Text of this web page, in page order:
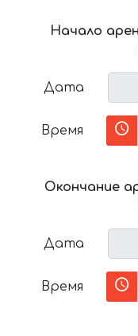
Начало
Дата
Время
Окончание
Дата
Время